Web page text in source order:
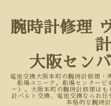
腕時計修理
大阪セン
電池交換大阪本町の腕時計修理・
船場ユニーク。船場センタービ
～）。大阪本町の腕時計修理は
計ベルト交換、電池交換ならお
本格的な腕時